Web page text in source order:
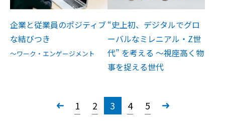
企業と従業員のポジティブ
な結びつき
～ワーク・エンゲージメント
“史上初、デジタルでグロ
ーバルなミレニアル・Z世
代” を考える ～視座高く物
事を捉える世代
« 1 2 3 4 5 »